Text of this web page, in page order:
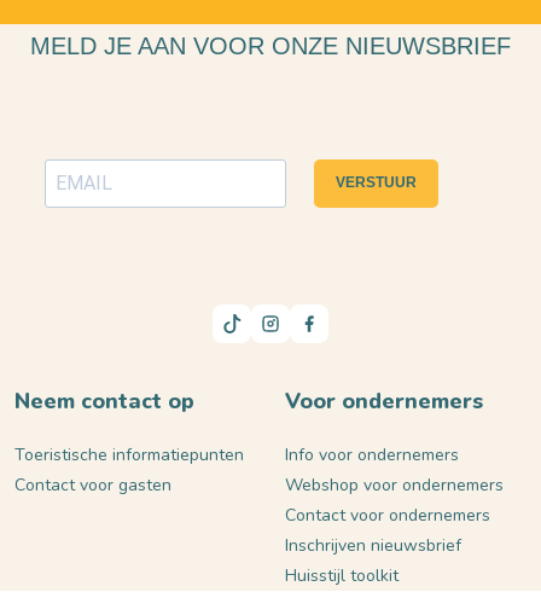
MELD JE AAN VOOR ONZE NIEUWSBRIEF
VERSTUUR
Neem contact op
Toeristische informatiepunten
Contact voor gasten
Voor ondernemers
Info voor ondernemers
Webshop voor ondernemers
Contact voor ondernemers
Inschrijven nieuwsbrief
Huisstijl toolkit